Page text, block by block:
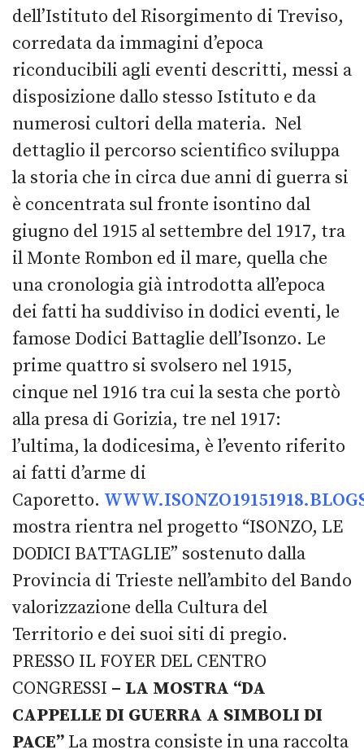
dell’Istituto del Risorgimento di Treviso,
corredata da immagini d’epoca
riconducibili agli eventi descritti, messi a
disposizione dallo stesso Istituto e da
numerosi cultori della materia. Nel
dettaglio il percorso scientifico sviluppa
la storia che in circa due anni di guerra si
è concentrata sul fronte isontino dal
giugno del 1915 al settembre del 1917, tra
il Monte Rombon ed il mare, quella che
una cronologia già introdotta all’epoca
dei fatti ha suddiviso in dodici eventi, le
famose Dodici Battaglie dell’Isonzo. Le
prime quattro si svolsero nel 1915,
cinque nel 1916 tra cui la sesta che portò
alla presa di Gorizia, tre nel 1917:
l’ultima, la dodicesima, è l’evento riferito
ai fatti d’arme di
Caporetto.
mostra rientra nel progetto “ISONZO, LE
DODICI BATTAGLIE” sostenuto dalla
Provincia di Trieste nell’ambito del Bando
valorizzazione della Cultura del
Territorio e dei suoi siti di pregio.
PRESSO IL FOYER DEL CENTRO
CONGRESSI – LA MOSTRA “DA
CAPPELLE DI GUERRA A SIMBOLI DI
PACE” La mostra consiste in una raccolta